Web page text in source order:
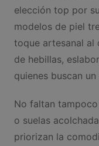
elección top por
modelos de piel
toque artesanal al
de hebillas,
quienes buscan
No faltan
o suelas
priorizan la